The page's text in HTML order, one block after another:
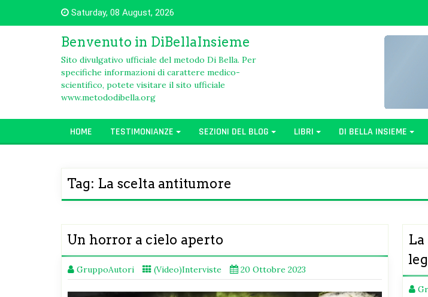
Saturday, 08 August, 2026
Benvenuto in DiBellaInsieme
Sito divulgativo ufficiale del metodo Di Bella. Per
specifiche informazioni di carattere medico-
scientifico, potete visitare il sito ufficiale
www.metododibella.org
HOME TESTIMONIANZE SEZIONI DEL BLOG LIBRI DI BELLA INSIEME
Tag: La scelta antitumore
Un horror a cielo aperto
GruppoAutori (Video)Interviste 20 Ottobre 2023